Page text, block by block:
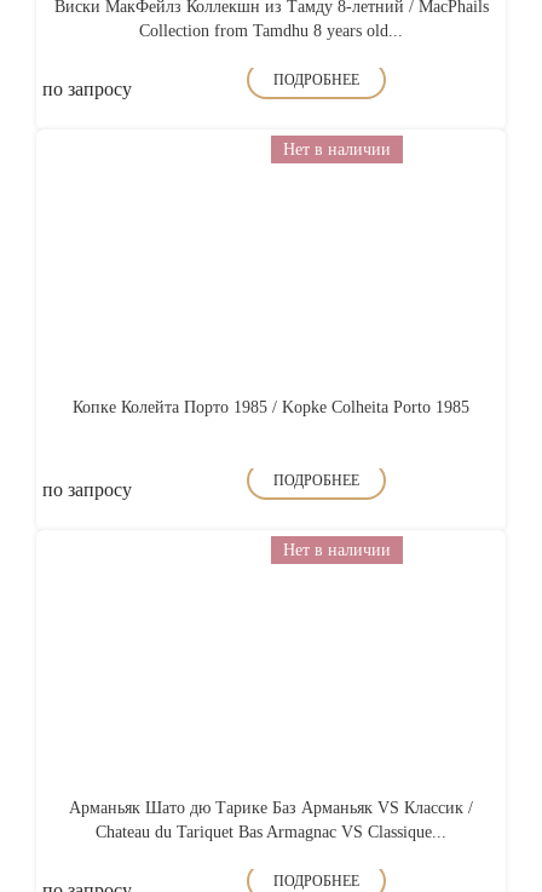
Виски МакФейлз Коллекшн из Тамду 8-летний / MacPhails
Collection from Tamdhu 8 years old...
по запросу ПОДРОБНЕЕ
Нет в наличии
Копке Колейта Порто 1985 / Kopke Colheita Porto 1985
по запросу ПОДРОБНЕЕ
Нет в наличии
Арманьяк Шато дю Тарике Баз Арманьяк VS Классик /
Chateau du Tariquet Bas Armagnac VS Classique...
ПОДРОБНЕЕ